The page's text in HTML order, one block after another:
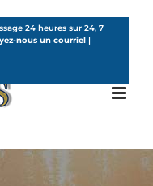
24 heures sur 24, 7
nous un courriel |